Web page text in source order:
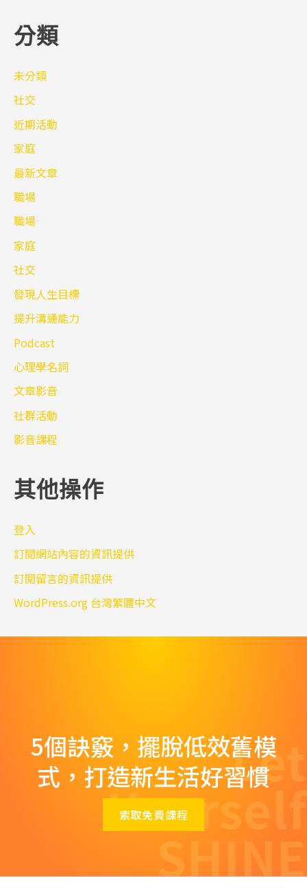
分類
未分類
社交
近期活動
家庭
最新文章
職場
職場
家庭
社交
發現人生目標
提升溝通能力
Podcast
心理學名詞
文章影音
社群活動
影音課程
其他操作
登入
訂閱網站內容的資訊提供
訂閱留言的資訊提供
WordPress.org 台灣繁體中文
5個訣竅，擺脫低效舊模
式，打造新生活好習慣
索取免費課程
Let
Yourself
SHINE